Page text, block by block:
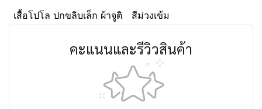
เสื้อโปโล ปกขลิบเล็ก ผ้าจูติ สีม่วงเข้ม
คะแนนและรีวิวสินค้า